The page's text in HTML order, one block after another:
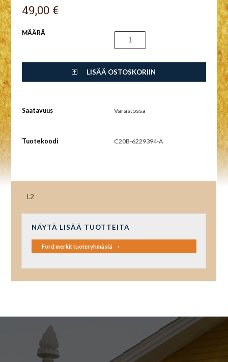
49,00 €
MÄÄRÄ
LISÄÄ OSTOSKORIIN
Saatavuus Varastossa
Tuotekoodi C20B-6229394-A
L2
NÄYTÄ LISÄÄ TUOTTEITA
Ford merkit tuoteryhmästä